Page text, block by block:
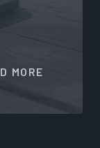
MORE